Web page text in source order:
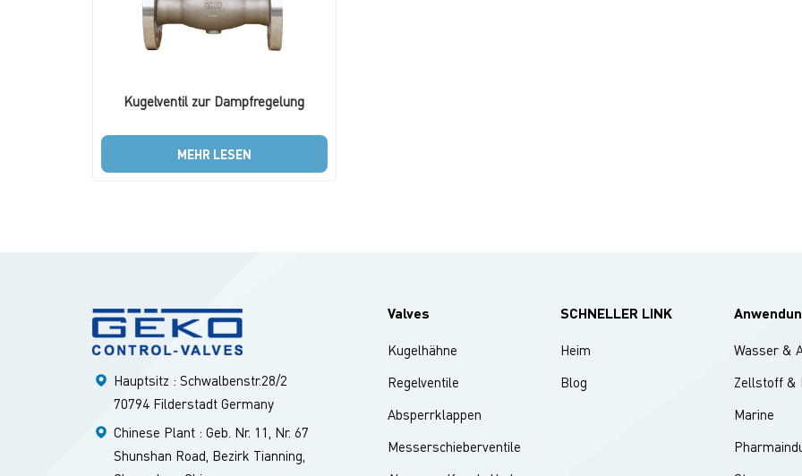
Kugelventil zur Dampfregelung
MEHR LESEN
Hauptsitz : Schwalbenstr.28/2
70794 Filderstadt Germany
Chinese Plant : Geb. Nr. 11, Nr. 67
Shunshan Road, Bezirk Tianning,
Valves
Kugelhähne
Regelventile
Absperrklappen
Messerschieberventile
SCHNELLER LINK
Heim
Blog
Wasser &
Zellstoff &
Marine